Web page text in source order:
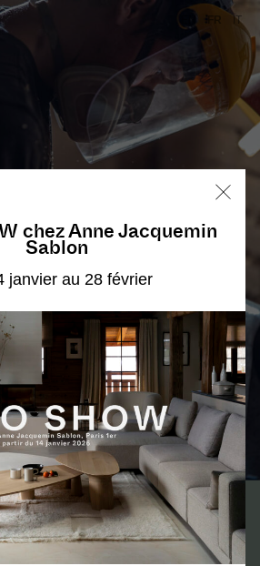
IT
chez Anne Jacquemin
Sablon
janvier au 28 février